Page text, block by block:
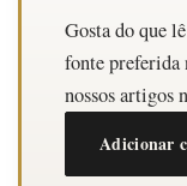
Gosta do que
fonte preferida
nossos artigos
Adicionar